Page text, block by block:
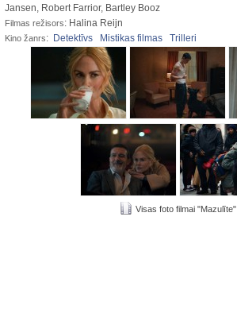
Jansen, Robert Farrior, Bartley Booz
Filmas režisors: Halina Reijn
Kino žanrs: Detektīvs Mistikas filmas Trilleri
Visas foto filmai "Mazulīte"